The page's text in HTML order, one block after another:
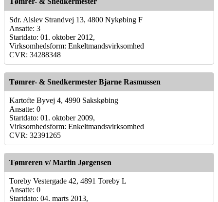
Sdr. Alslev Strandvej 13, 4800 Nykøbing F
Ansatte: 3
Startdato: 01. oktober 2012,
Virksomhedsform: Enkeltmandsvirksomhed
CVR: 34288348
Tømrer- & Snedkermester Bjarne Rasmussen
Kartofte Byvej 4, 4990 Sakskøbing
Ansatte: 0
Startdato: 01. oktober 2009,
Virksomhedsform: Enkeltmandsvirksomhed
CVR: 32391265
Tømreren v/ Martin Jørgensen
Toreby Vestergade 42, 4891 Toreby L
Ansatte: 0
Startdato: 04. marts 2013,